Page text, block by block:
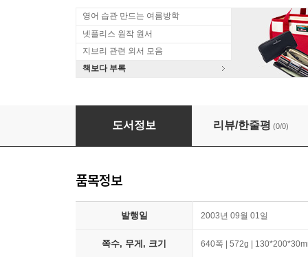
영어 습관 만드는 여름방학
넷플리스 원작 원서
지브리 관련 외서 모음
책보다 부록
Case Closed: Lee Harvey Oswald and the
도서정보 리뷰/한줄평 (0/0)
품목정보
발행일 2003년 09월 01일
쪽수, 무게, 크기 640쪽 | 572g |